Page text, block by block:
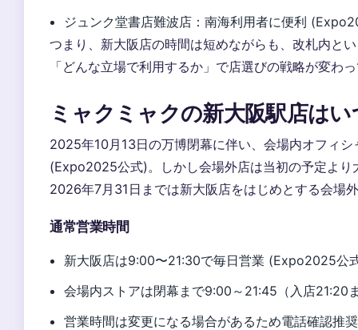
ジュンク堂書店難波店：南海利用者に便利
つまり、新大阪店の時間は短めながらも、改札内と
「どんな立場で利用するか」で店選びの戦略が変わ
ミャクミャクの新大阪駅店は
2025年10月13日の万博閉幕に伴い、会場内オフィ
(Expo2025公式)。しかし会場外店は当初の予定より
2026年7月31日までは新大阪店をはじめとする会場
通常営業時間
新大阪店は9:00〜21:30で毎日営業 (Expo2025公
会場内ストアは閉幕まで9:00～21:45（入店
営業時間は変更になる場合があるため電話確認推奨